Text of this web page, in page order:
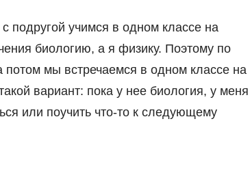
учимся в одном классе на
биологию, а я физику. Поэтому по
потом мы встречаемся в одном классе на
вариант: пока у нее биология, у меня
или поучить что-то к следующему